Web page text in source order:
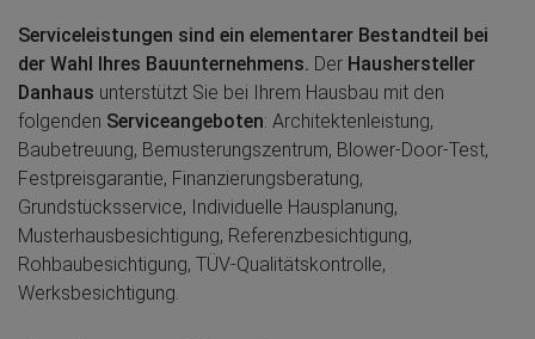
Serviceleistungen sind ein elementarer Bestandteil bei
der Wahl Ihres Bauunternehmens. Der Haushersteller
Danhaus unterstützt Sie bei Ihrem Hausbau mit den
folgenden Serviceangeboten: Architektenleistung,
Baubetreuung, Bemusterungszentrum, Blower-Door-Test,
Festpreisgarantie, Finanzierungsberatung,
Grundstücksservice, Individuelle Hausplanung,
Musterhausbesichtigung, Referenzbesichtigung,
Rohbaubesichtigung, TÜV-Qualitätskontrolle,
Werksbesichtigung.